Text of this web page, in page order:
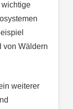
wichtige
von Wäldern
weiterer